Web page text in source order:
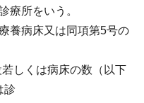
療所をいう。
養病床又は同項第5号の
若しくは病床の数（以下
診